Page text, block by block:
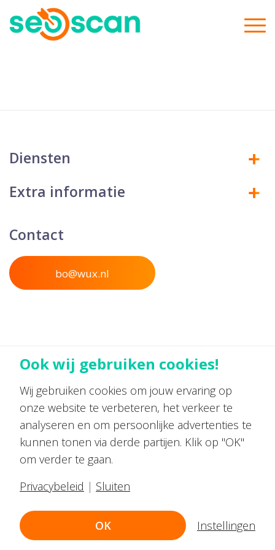
Diensten
Extra informatie
Contact
bo@wux.nl
© 2021 – SEO-scan.nl is onderdeel van Wux B.V.
Ook wij gebruiken cookies!
Wij gebruiken cookies om jouw ervaring op
onze website te verbeteren, het verkeer te
analyseren en om persoonlijke advertenties te
kunnen tonen via derde partijen. Klik op "OK"
om verder te gaan.
Privacybeleid | Sluiten
OK Instellingen